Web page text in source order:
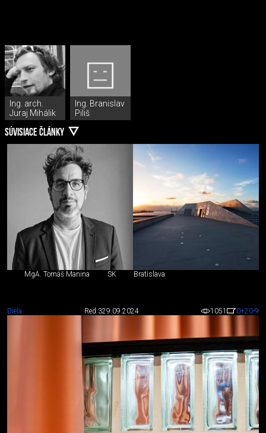
Ing. arch.
Juraj Mihálik
Ing. Branislav
Piliš
SÚVISIACE ČLÁNKY
MgA. Tomáš Manina SK Bratislava
Diela Red 329.09.2024 1051 0+20-9